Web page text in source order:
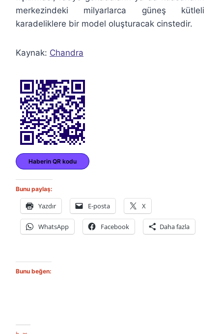
merkezindeki milyarlarca güneş kütleli
karadeliklere bir model oluşturacak cinstedir.
Kaynak: Chandra
Haberin QR kodu
Bunu paylaş:
Yazdır E-posta X
WhatsApp Facebook Daha fazla
Bunu beğen: